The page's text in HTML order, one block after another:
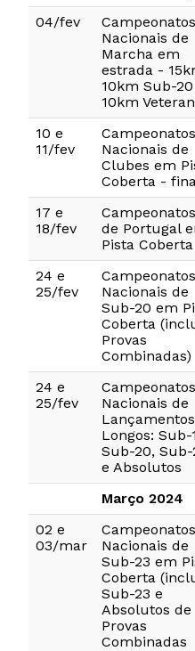
04/fev
Campeonatos
Nacionais de
Marcha em
estrada -
10km Sub-
10km
10 e
11/fev
Campeonatos
Nacionais de
Clubes em
Coberta -
17 e
18/fev
Campeonatos
de Portugal
Pista Coberta
24 e
25/fev
Campeonatos
Nacionais de
Sub-20 em
Coberta
Provas
Combinadas)
24 e
25/fev
Campeonatos
Nacionais de
Lançamentos
Longos: Sub-
Sub-20, Sub-
e Absolutos
Março 2024
02 e
03/mar
Campeonatos
Nacionais de
Sub-23 em
Coberta
Sub-23 e
Absolutos de
Provas
Combinadas